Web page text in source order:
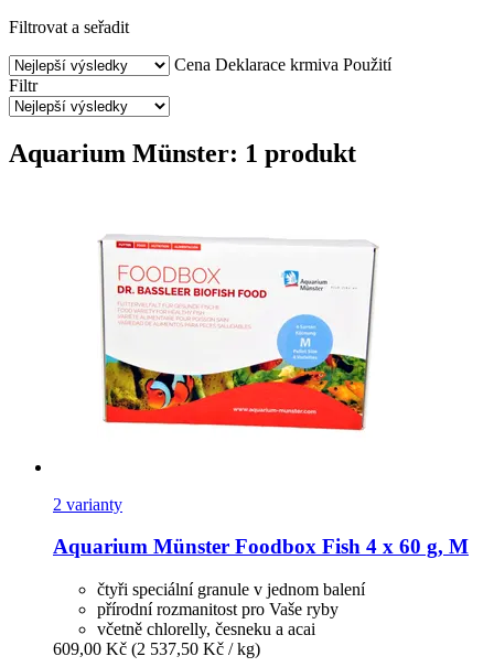
Filtrovat a seřadit
Cena Deklarace krmiva Použití
Filtr
Aquarium Münster: 1 produkt
2 varianty
Aquarium Münster Foodbox Fish 4 x 60 g, M
čtyři speciální granule v jednom balení
přírodní rozmanitost pro Vaše ryby
včetně chlorelly, česneku a acai
609,00 Kč (2 537,50 Kč / kg)